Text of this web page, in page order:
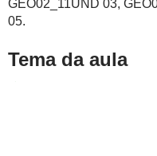
GEO02_11UND 03,
05.
Tema da aula